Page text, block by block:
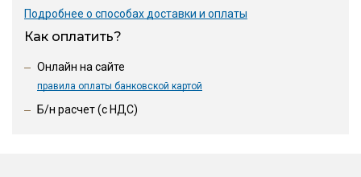
Подробнее о способах доставки и оплаты
Как оплатить?
Онлайн на сайте
правила оплаты банковской картой
Б/н расчет (c НДС)